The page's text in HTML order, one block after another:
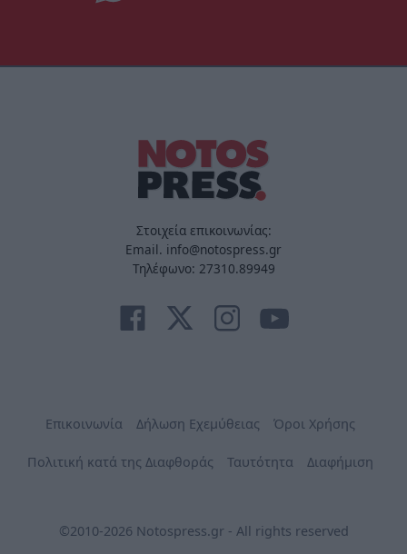
Στοιχεία επικοινωνίας:
Email. info@notospress.gr
Τηλέφωνο: 27310.89949
Επικοινωνία Δήλωση Εχεμύθειας Όροι Χρήσης
Πολιτική κατά της Διαφθοράς Ταυτότητα Διαφήμιση
©2010-2026 Notospress.gr - All rights reserved